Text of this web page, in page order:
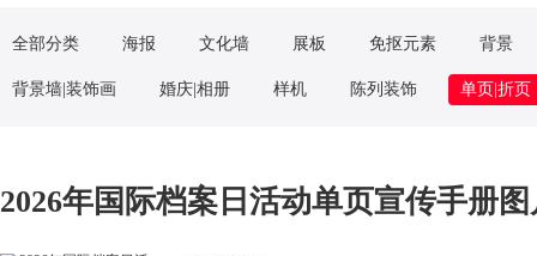
全部分类 海报 文化墙 展板 免抠元素 背景
背景墙|装饰画 婚庆|相册 样机 陈列装饰 单页|折页
2026年国际档案日活动单页宣传手册